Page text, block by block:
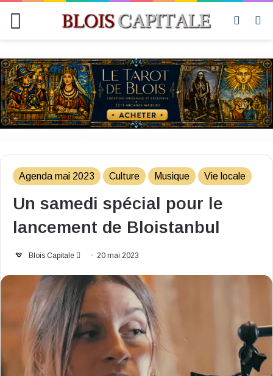
Switch
Agenda mai 2023 Culture Musique Vie locale
Un samedi spécial pour le
lancement de Bloistanbul
Blois Capitale
Envoyer
courriel
20 mai 2023